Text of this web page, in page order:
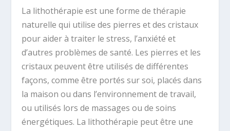
La lithothérapie est une forme de thérapie
naturelle qui utilise des pierres et des cristaux
pour aider à traiter le stress, l’anxiété et
d’autres problèmes de santé. Les pierres et les
cristaux peuvent être utilisés de différentes
façons, comme être portés sur soi, placés dans
la maison ou dans l’environnement de travail,
ou utilisés lors de massages ou de soins
énergétiques. La lithothérapie peut être une